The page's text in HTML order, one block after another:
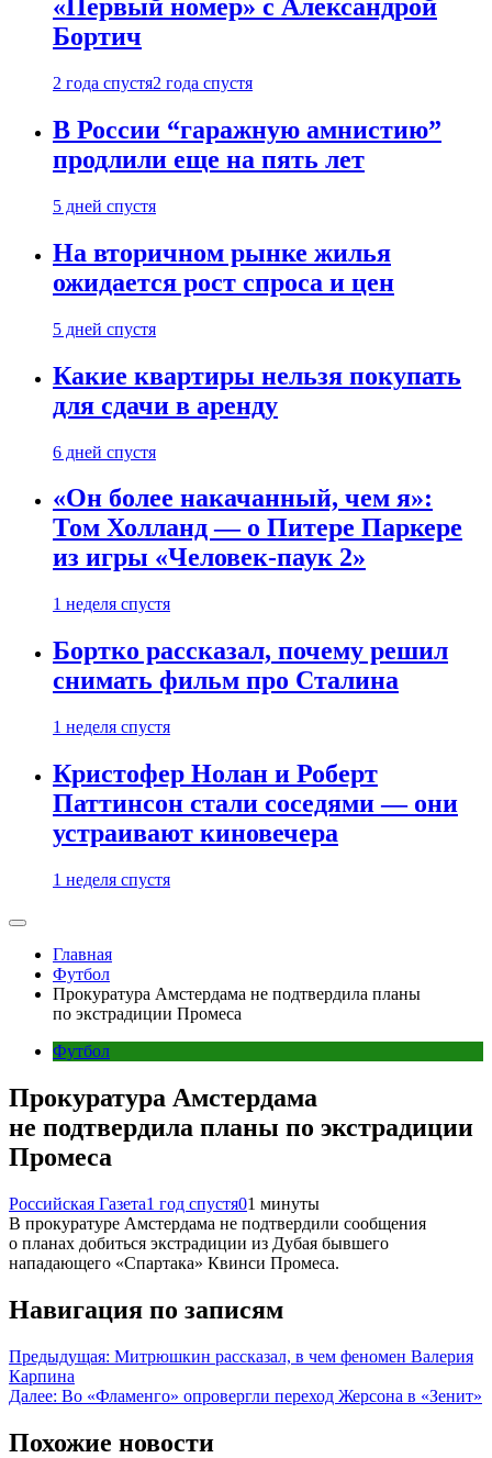
«Первый номер» с Александрой
Бортич
2 года спустя2 года спустя
В России “гаражную амнистию”
продлили еще на пять лет
5 дней спустя
На вторичном рынке жилья
ожидается рост спроса и цен
5 дней спустя
Какие квартиры нельзя покупать
для сдачи в аренду
6 дней спустя
«Он более накачанный, чем я»:
Том Холланд — о Питере Паркере
из игры «Человек-паук 2»
1 неделя спустя
Бортко рассказал, почему решил
снимать фильм про Сталина
1 неделя спустя
Кристофер Нолан и Роберт
Паттинсон стали соседями — они
устраивают киновечера
1 неделя спустя
Главная
Футбол
Прокуратура Амстердама не подтвердила планы
по экстрадиции Промеса
Футбол
Прокуратура Амстердама
не подтвердила планы по экстрадиции
Промеса
Российская Газета1 год спустя01 минуты
В прокуратуре Амстердама не подтвердили сообщения
о планах добиться экстрадиции из Дубая бывшего
нападающего «Спартака» Квинси Промеса.
Навигация по записям
Предыдущая: Митрюшкин рассказал, в чем феномен Валерия
Карпина
Далее: Во «Фламенго» опровергли переход Жерсона в «Зенит»
Похожие новости